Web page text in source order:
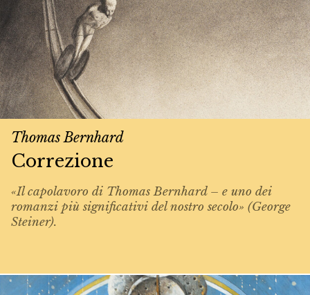
Thomas Bernhard
Correzione
«Il capolavoro di Thomas Bernhard – e uno dei
romanzi più significativi del nostro secolo» (George
Steiner).